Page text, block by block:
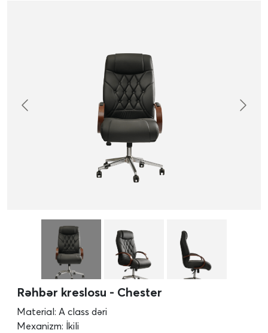
Rəhbər kreslosu - Chester
Material: A class dəri
Mexanizm: İkili